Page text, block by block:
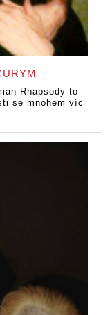
Rhapsody to
se mnohem víc